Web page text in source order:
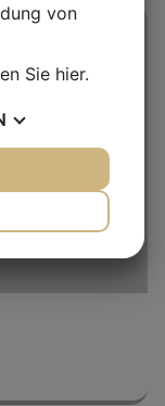
HAUS
ES
von
Sie hier.